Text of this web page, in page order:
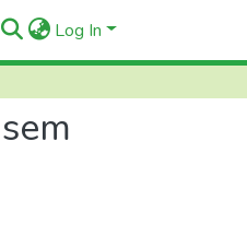
Log In